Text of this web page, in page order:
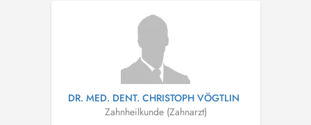
DR. MED. DENT. CHRISTOPH VÖGTLIN
Zahnheilkunde (Zahnarzt)